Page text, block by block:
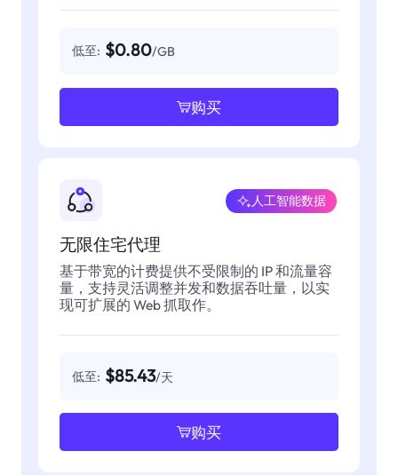
低至: $0.80/GB
购买
无限住宅代理
人工智能数据
基于带宽的计费提供不受限制的 IP 和流量容
量，支持灵活调整并发和数据吞吐量，以实
现可扩展的 Web 抓取作。
低至: $85.43/天
购买